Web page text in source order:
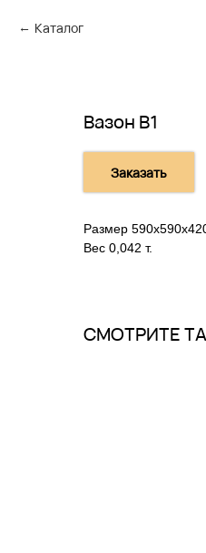
Каталог
Вазон В1
Заказать
Размер
Вес 0,042 т.
СМОТРИТЕ